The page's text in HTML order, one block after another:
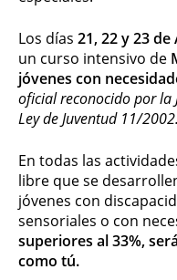
Los días 21, 22 y 23
un curso intensivo de
jóvenes con
oficial reconocido por la
Ley de Juventud 11/2002.
En todas las
libre que se
jóvenes con
sensoriales o con
superiores al 33%,
como tú.